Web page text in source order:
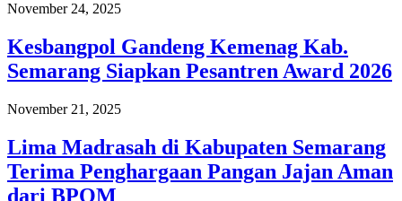
November 24, 2025
Kesbangpol Gandeng Kemenag Kab.
Semarang Siapkan Pesantren Award 2026
November 21, 2025
Lima Madrasah di Kabupaten Semarang
Terima Penghargaan Pangan Jajan Aman
dari BPOM